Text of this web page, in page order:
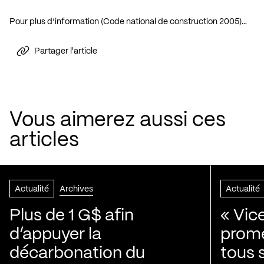
Pour plus d’information (Code national de construction 2005)…
Partager l'article
Vous aimerez aussi ces
articles
Actualité Archives
Plus de 1 G$ afin
d’appuyer la
décarbonation du
Actualité
«
tous